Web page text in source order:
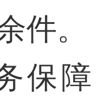
件。
障